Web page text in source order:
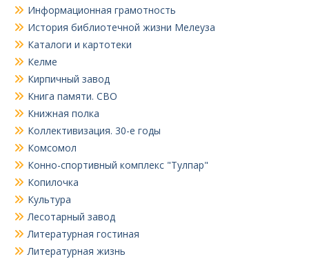
Информационная грамотность
История библиотечной жизни Мелеуза
Каталоги и картотеки
Келме
Кирпичный завод
Книга памяти. СВО
Книжная полка
Коллективизация. 30-е годы
Комсомол
Конно-спортивный комплекс "Тулпар"
Копилочка
Культура
Лесотарный завод
Литературная гостиная
Литературная жизнь